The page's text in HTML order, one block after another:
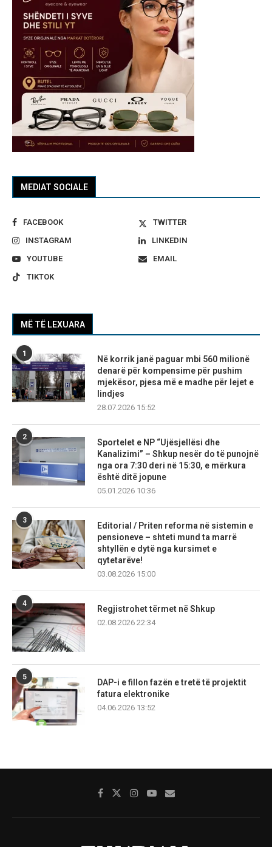
MEDIAT SOCIALE
FACEBOOK
TWITTER
INSTAGRAM
LINKEDIN
YOUTUBE
EMAIL
TIKTOK
MË TË LEXUARA
1
Në korrik janë paguar mbi 560 milionë
denarë për kompensime për pushim
mjekësor, pjesa më e madhe për lejet e
lindjes
28.07.2026 15:52
2
Sportelet e NP “Ujësjellësi dhe
Kanalizimi” – Shkup nesër do të punojnë
nga ora 7:30 deri në 15:30, e mërkura
është ditë jopune
05.01.2026 10:36
3
Editorial / Priten reforma në sistemin e
pensioneve – shteti mund ta marrë
shtyllën e dytë nga kursimet e
qytetarëve!
03.08.2026 15:00
4
Regjistrohet tërmet në Shkup
02.08.2026 22:34
5
DAP-i e fillon fazën e tretë të projektit
fatura elektronike
04.06.2026 13:52